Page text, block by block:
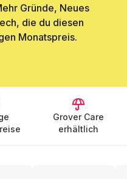
Gründe, Neues
die du diesen
Monatspreis.
Grover Care
erhältlich